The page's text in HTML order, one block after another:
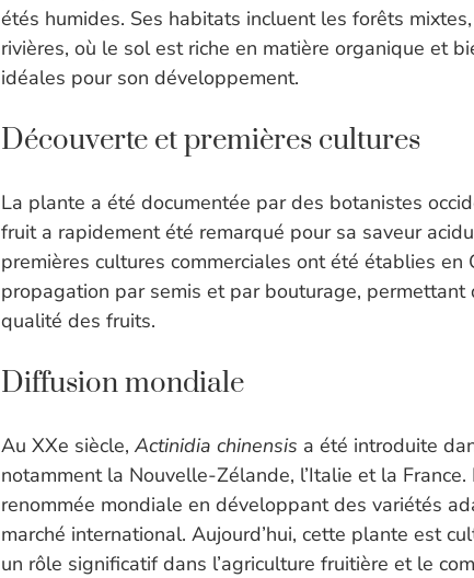
étés humides. Ses habitats incluent les forêts
rivières, où le sol est riche en matière organique et
idéales pour son développement.
Découverte et premières cultures
La plante a été documentée par des botanistes
fruit a rapidement été remarqué pour sa saveur
premières cultures commerciales ont été établies
propagation par semis et par bouturage, permettant
qualité des fruits.
Diffusion mondiale
Au XXe siècle, Actinidia chinensis a été introduite
notamment la Nouvelle-Zélande, l’Italie et la
renommée mondiale en développant des variétés
marché international. Aujourd’hui, cette plante est
un rôle significatif dans l’agriculture fruitière et le